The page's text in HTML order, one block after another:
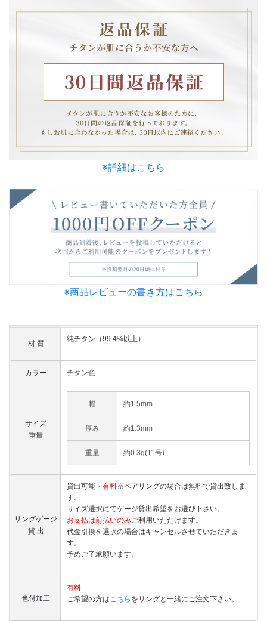
※詳細はこちら
※商品レビューの書き方はこちら
材 質 純チタン（99.4%以上）
カラー チタン色
サイズ
重量
幅 約1.5mm
厚み 約1.3mm
重量 約0.3g(11号)
リングゲージ
貸 出
貸出可能・ 有料※ペアリングの場合は無料で貸出致しま
す。
サイズ選択にてゲージ貸出希望をお選び下さい。
お支払は前払いのみご利用いただけます。
代金引換を選択の場合はキャンセルさせていただきま
す。
予めご了承願います。
色付加工
有料
ご希望の方は こちら をリングと一緒にご注文下さい。